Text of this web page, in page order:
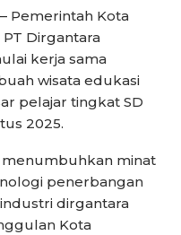
Pemerintah Kota
Dirgantara
kerja sama
wisata edukasi
pelajar tingkat SD
2025.
minat
penerbangan
dirgantara
Kota